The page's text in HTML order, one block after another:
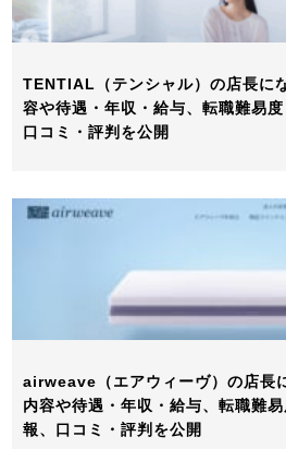
TENTIAL（テンシャル）の店長に
容や待遇・年収・給与、転職難易度
口コミ・評判を公開
airweave（エアウィーヴ）の店長
内容や待遇・年収・給与、転職難
報、口コミ・評判を公開